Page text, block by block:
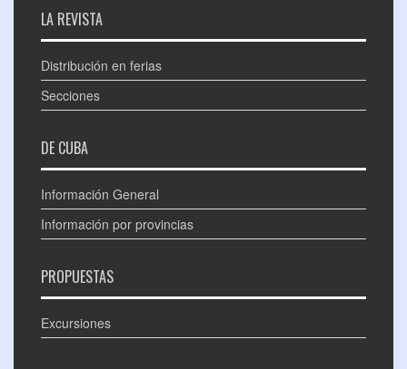
LA REVISTA
Distribución en ferias
Secciones
DE CUBA
Información General
Información por provincias
PROPUESTAS
Excursiones